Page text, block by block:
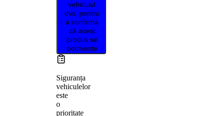
vehiculul
dvs. pentru
a confirma
că acest
produs se
potrivește
Siguranța
vehiculelor
este
o
prioritate